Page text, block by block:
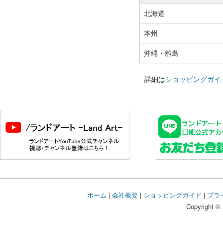
北海道
本州
沖縄・離島
詳細はショッピングガイ
ホーム | 会社概要| ショッピングガイド | プラ
Copyright ©